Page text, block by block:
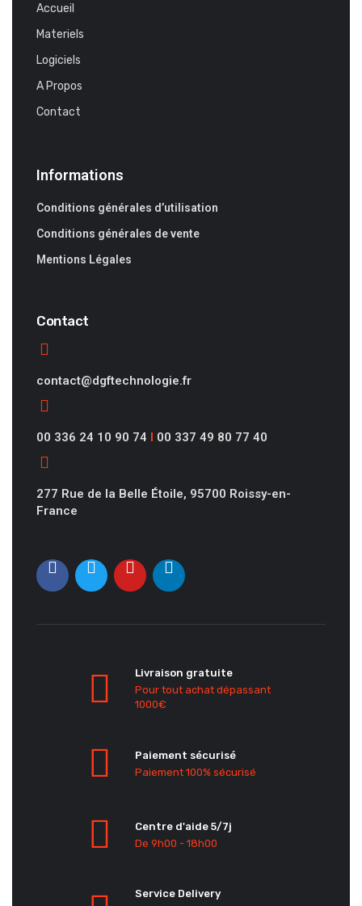
Accueil
Materiels
Logiciels
A Propos
Contact
Informations
Conditions générales d’utilisation
Conditions générales de vente
Mentions Légales
Contact
contact@dgftechnologie.fr
00 336 24 10 90 74 I 00 337 49 80 77 40
277 Rue de la Belle Étoile, 95700 Roissy-en-
France
Livraison gratuite
Pour tout achat dépassant
1000€
Paiement sécurisé
Paiement 100% sécurisé
Centre d'aide 5/7j
De 9h00 - 18h00
Service Delivery